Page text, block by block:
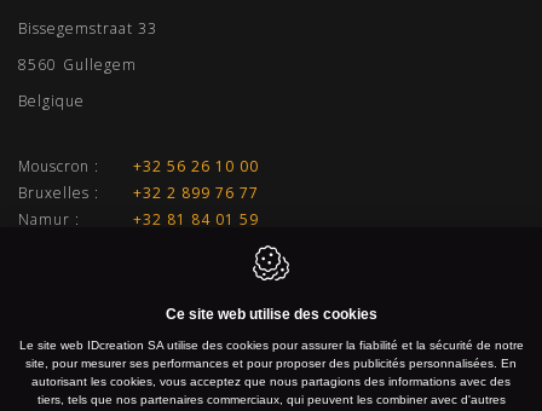
Bissegemstraat 33
8560 Gullegem
Belgique
Mouscron :
+32 56 26 10 00
Bruxelles :
+32 2 899 76 77
Namur :
+32 81 84 01 59
+32 4 277 01 33
info@idcreation.be
IDcreation 2026 Politique en matière de cookies
Ce site web utilise des cookies
Le site web IDcreation SA utilise des cookies pour assurer la fiabilité et la sécurité de notre
site, pour mesurer ses performances et pour proposer des publicités personnalisées. En
autorisant les cookies, vous acceptez que nous partagions des informations avec des
tiers, tels que nos partenaires commerciaux, qui peuvent les combiner avec d'autres